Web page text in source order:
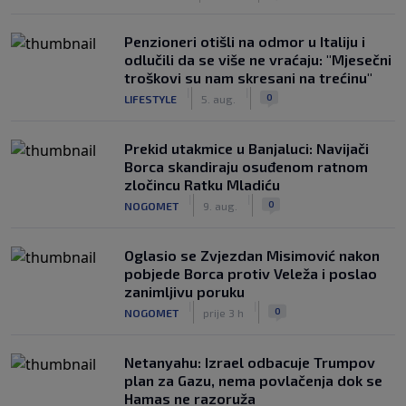
Penzioneri otišli na odmor u Italiju i
odlučili da se više ne vraćaju: "Mjesečni
troškovi su nam skresani na trećinu"
LIFESTYLE 5. aug. 0
Prekid utakmice u Banjaluci: Navijači
Borca skandiraju osuđenom ratnom
zločincu Ratku Mladiću
NOGOMET 9. aug. 0
Oglasio se Zvjezdan Misimović nakon
pobjede Borca protiv Veleža i poslao
zanimljivu poruku
NOGOMET prije 3 h 0
Netanyahu: Izrael odbacuje Trumpov
plan za Gazu, nema povlačenja dok se
Hamas ne razoruža